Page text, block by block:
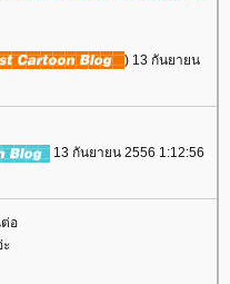
) 13 กันยายน
13 กันยายน 2556 1:12:56
อ
ะ